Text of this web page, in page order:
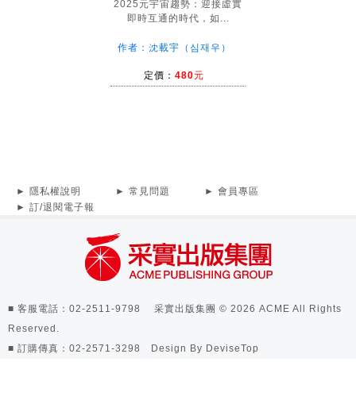
2025元宇宙趨勢：迎接虛實
即時互通的時代，如...
作者：沈載宇（심재우）
定價： 480元
► 隱私權說明 ► 常見問題
► 會員專區
► 訂/退閱電子報
■ 客服電話：02-2511-9798 采實出版集團 © 2026 ACME All Rights
Reserved.
■ 訂購傳真：02-2571-3298 Design By DeviseTop